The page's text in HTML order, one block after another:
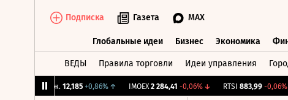
Подписка Газета MAX
Глобальные идеи Бизнес Экономика
ВЕДЫ Правила торговли Идеи управления
CNY Бирж. 12,185 +0,86%↑ IMOEX 2 284,41 -0,06%↓ RTSI 883,99 -0,06%